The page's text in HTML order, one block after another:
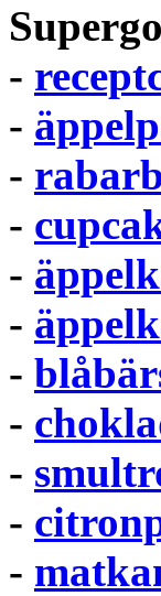
-
-
-
-
-
-
-
-
-
-
-